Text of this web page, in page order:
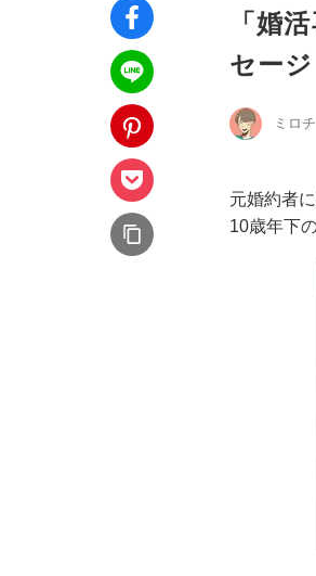
「婚
セージ
ミロチ
元婚約者
10歳年下